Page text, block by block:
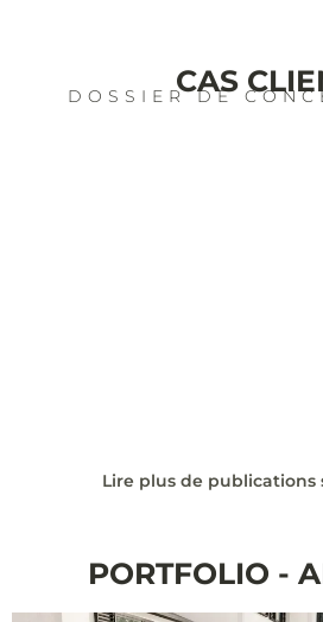
CAS
DOSSIER DE
Lire plus de publications
PORTFOLIO -